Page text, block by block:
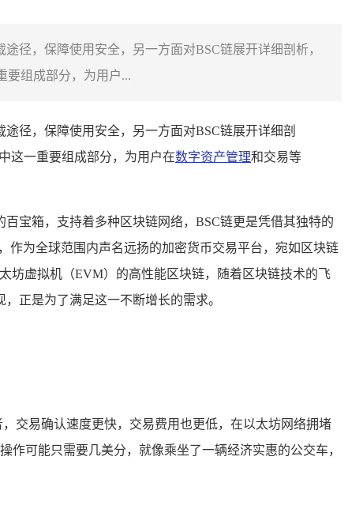
径，保障使用安全，另一方面对BSC链展开详细剖析，
要组成部分，为用户...
径，保障使用安全，另一方面对BSC链展开详细剖
这一重要组成部分，为用户在数字资产管理和交易等
宝箱，支持着多种区块链网络，BSC链更是凭借其独特的
作为全球范围内声名远扬的加密货币交易平台，宛如区块链
坊虚拟机（EVM）的高性能区块链，随着区块链技术的飞
正是为了满足这一不断增长的需求。
交易确认速度更快，交易费用也更低，在以太坊网络拥堵
可能只需要几美分，就像乘坐了一辆经济实惠的公交车，